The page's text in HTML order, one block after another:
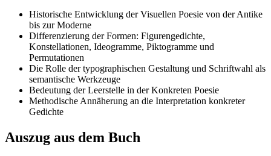
Historische Entwicklung der Visuellen Poesie von der Antike
bis zur Moderne
Differenzierung der Formen: Figurengedichte,
Konstellationen, Ideogramme, Piktogramme und
Permutationen
Die Rolle der typographischen Gestaltung und Schriftwahl als
semantische Werkzeuge
Bedeutung der Leerstelle in der Konkreten Poesie
Methodische Annäherung an die Interpretation konkreter
Gedichte
Auszug aus dem Buch